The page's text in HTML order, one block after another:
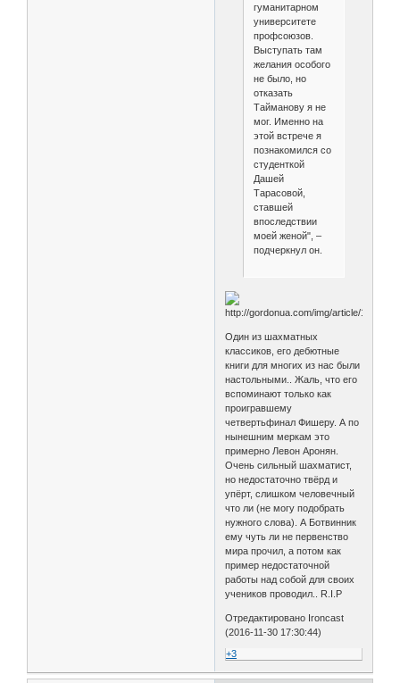
гуманитарном
университете
профсоюзов.
Выступать там
желания особого
не было, но
отказать
Тайманову я не
мог. Именно на
этой встрече я
познакомился со
студенткой
Дашей
Тарасовой,
ставшей
впоследствии
моей женой", –
подчеркнул он.
Один из шахматных
классиков, его дебютные
книги для многих из нас были
настольными.. Жаль, что его
вспоминают только как
проигравшему
четвертьфинал Фишеру. А по
нынешним меркам это
примерно Левон Аронян.
Очень сильный шахматист,
но недостаточно твёрд и
упёрт, слишком человечный
что ли (не могу подобрать
нужного слова). А Ботвинник
ему чуть ли не первенство
мира прочил, а потом как
пример недостаточной
работы над собой для своих
учеников проводил.. R.I.P
Отредактировано Ironcast
(2016-11-30 17:30:44)
+3